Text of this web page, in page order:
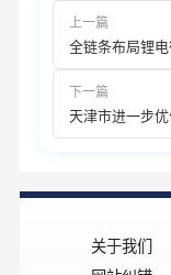
上一篇
全链条布局锂
下一篇
天津市进一步
关于我们